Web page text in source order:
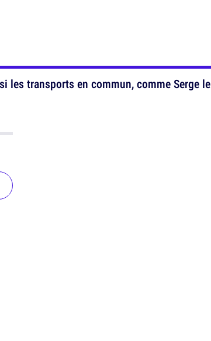
les transports en commun, comme Serge le